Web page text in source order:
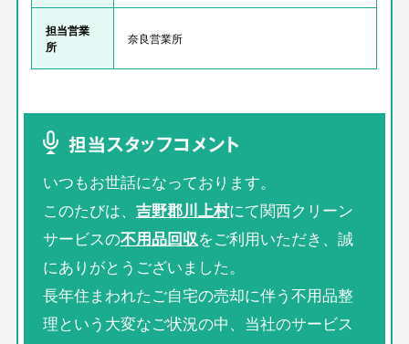
担当営業
所
奈良営業所
担当スタッフコメント
いつもお世話になっております。
このたびは、 吉野郡川上村にて関西クリーン
サービスの不用品回収をご利用いただき、誠
にありがとうございました。
長年住まわれたご自宅の売却に伴う不用品整
理という大変なご状況の中、当社のサービス